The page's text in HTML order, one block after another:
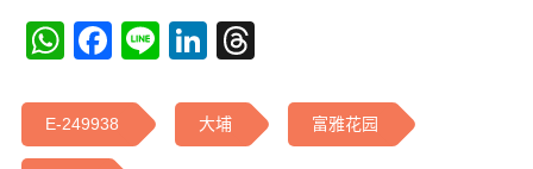
WhatsApp
Facebook
LineLinkedIn
E-249938 大埔 富雅花园